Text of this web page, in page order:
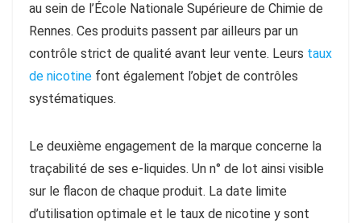
au sein de l’École Nationale Supérieure de Chimie de
Rennes. Ces produits passent par ailleurs par un
contrôle strict de qualité avant leur vente. Leurs taux
de nicotine font également l’objet de contrôles
systématiques.
Le deuxième engagement de la marque concerne la
traçabilité de ses e-liquides. Un n° de lot ainsi visible
sur le flacon de chaque produit. La date limite
d’utilisation optimale et le taux de nicotine y sont